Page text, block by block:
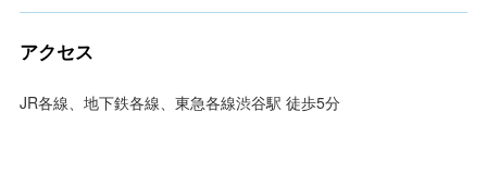
アクセス
JR各線、地下鉄各線、東急各線渋谷駅 徒歩5分